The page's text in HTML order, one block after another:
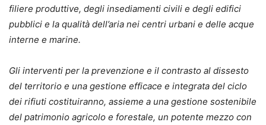
filiere produttive, degli insediamenti civili e degli edifici
pubblici e la qualità dell’aria nei centri urbani e delle acque
interne e marine.
Gli interventi per la prevenzione e il contrasto al dissesto
del territorio e una gestione efficace e integrata del ciclo
dei rifiuti costituiranno, assieme a una gestione sostenibile
del patrimonio agricolo e forestale, un potente mezzo con